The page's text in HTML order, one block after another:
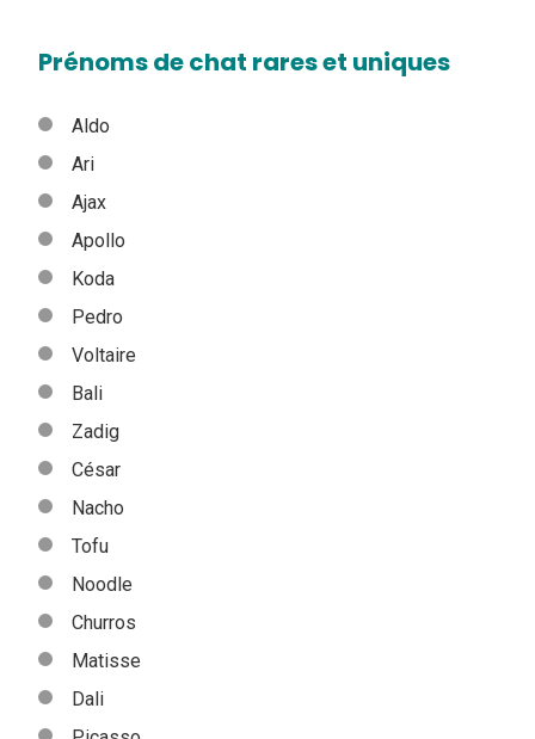
Prénoms de chat rares et uniques
Aldo
Ari
Ajax
Apollo
Koda
Pedro
Voltaire
Bali
Zadig
César
Nacho
Tofu
Noodle
Churros
Matisse
Dali